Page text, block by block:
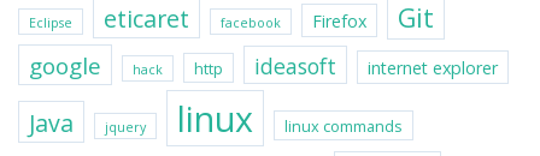
Eclipse eticaret facebook Firefox Git
google hack http ideasoft internet explorer
Java jquery linux linux commands